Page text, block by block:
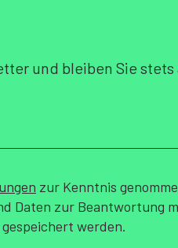
und bleiben Sie
zur Kenntnis
Daten zur Beantwortung
werden.